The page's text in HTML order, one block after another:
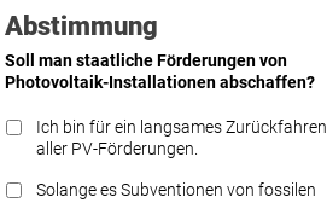
Abstimmung
Soll man staatliche Förderungen von
Photovoltaik-Installationen abschaffen?
Ich bin für ein langsames Zurückfahren
aller PV-Förderungen.
Solange es Subventionen von fossilen